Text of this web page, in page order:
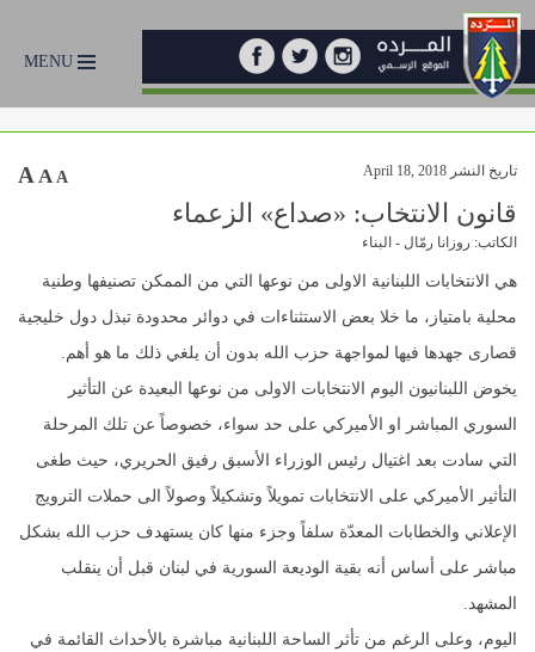
MENU
تاريخ النشر April 18, 2018 A A A
قانون الانتخاب: «صداع» الزعماء
الكاتب: روزانا رمّال - البناء
هي الانتخابات اللبنانية الاولى من نوعها التي من الممكن تصنيفها وطنية
محلية بامتياز، ما خلا بعض الاستثناءات في دوائر محدودة تبذل دول خليجية
قصارى جهدها فيها لمواجهة حزب الله بدون أن يلغي ذلك ما هو أهم.
يخوض اللبنانيون اليوم الانتخابات الاولى من نوعها البعيدة عن التأثير
السوري المباشر او الأميركي على حد سواء، خصوصاً عن تلك المرحلة
التي سادت بعد اغتيال رئيس الوزراء الأسبق رفيق الحريري، حيث طغى
التأثير الأميركي على الانتخابات تمويلاً وتشكيلاً وصولاً الى حملات الترويج
الإعلاني والخطابات المعدّة سلفاً وجزء منها كان يستهدف حزب الله بشكل
مباشر على أساس أنه بقية الوديعة السورية في لبنان قبل أن ينقلب
المشهد.
اليوم، وعلى الرغم من تأثر الساحة اللبنانية مباشرة بالأحداث القائمة في